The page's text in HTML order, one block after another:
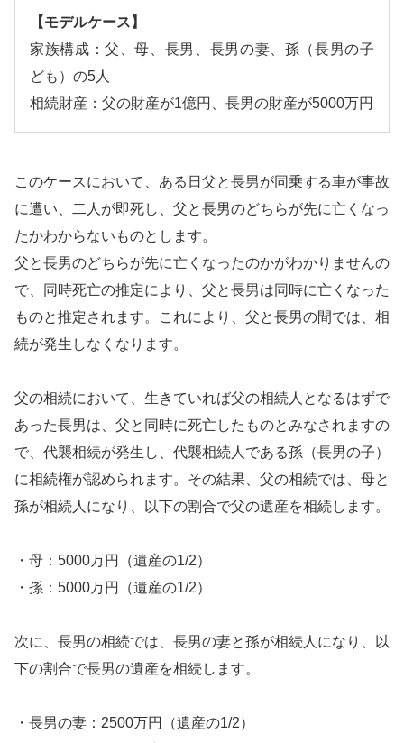
【モデルケース】
家族構成：父、母、長男、長男の妻、孫（長男の子
ども）の5人
相続財産：父の財産が1億円、長男の財産が5000万円
このケースにおいて、ある日父と長男が同乗する車が事故
に遭い、二人が即死し、父と長男のどちらが先に亡くなっ
たかわからないものとします。
父と長男のどちらが先に亡くなったのかがわかりませんの
で、同時死亡の推定により、父と長男は同時に亡くなった
ものと推定されます。これにより、父と長男の間では、相
続が発生しなくなります。
父の相続において、生きていれば父の相続人となるはずで
あった長男は、父と同時に死亡したものとみなされますの
で、代襲相続が発生し、代襲相続人である孫（長男の子）
に相続権が認められます。その結果、父の相続では、母と
孫が相続人になり、以下の割合で父の遺産を相続します。
・母：5000万円（遺産の1/2）
・孫：5000万円（遺産の1/2）
次に、長男の相続では、長男の妻と孫が相続人になり、以
下の割合で長男の遺産を相続します。
・長男の妻：2500万円（遺産の1/2）